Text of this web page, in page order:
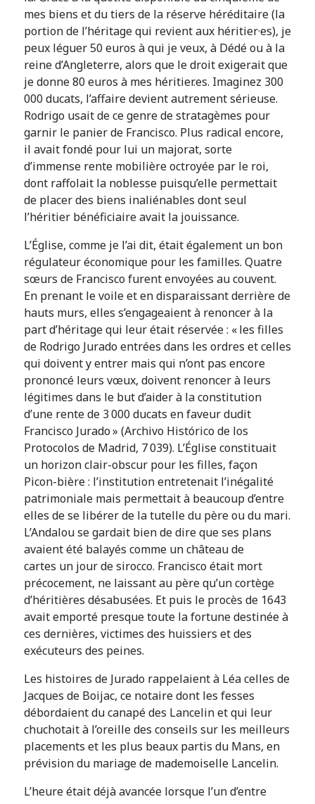
mes biens et du tiers de la réserve héréditaire (la
portion de l’héritage qui revient aux héritier·es), je
peux léguer 50 euros à qui je veux, à Dédé ou à la
reine d’Angleterre, alors que le droit exigerait que
je donne 80 euros à mes héritier.es. Imaginez 300
000 ducats, l’affaire devient autrement sérieuse.
Rodrigo usait de ce genre de stratagèmes pour
garnir le panier de Francisco. Plus radical encore,
il avait fondé pour lui un majorat, sorte
d’immense rente mobilière octroyée par le roi,
dont raffolait la noblesse puisqu’elle permettait
de placer des biens inaliénables dont seul
l’héritier bénéficiaire avait la jouissance.
L’Église, comme je l’ai dit, était également un bon
régulateur économique pour les familles. Quatre
sœurs de Francisco furent envoyées au couvent.
En prenant le voile et en disparaissant derrière de
hauts murs, elles s’engageaient à renoncer à la
part d’héritage qui leur était réservée : « les filles
de Rodrigo Jurado entrées dans les ordres et celles
qui doivent y entrer mais qui n’ont pas encore
prononcé leurs vœux, doivent renoncer à leurs
légitimes dans le but d’aider à la constitution
d’une rente de 3 000 ducats en faveur dudit
Francisco Jurado » (Archivo Histórico de los
Protocolos de Madrid, 7 039). L’Église constituait
un horizon clair-obscur pour les filles, façon
Picon-bière : l’institution entretenait l’inégalité
patrimoniale mais permettait à beaucoup d’entre
elles de se libérer de la tutelle du père ou du mari.
L’Andalou se gardait bien de dire que ses plans
avaient été balayés comme un château de
cartes un jour de sirocco. Francisco était mort
précocement, ne laissant au père qu’un cortège
d’héritières désabusées. Et puis le procès de 1643
avait emporté presque toute la fortune destinée à
ces dernières, victimes des huissiers et des
exécuteurs des peines.
Les histoires de Jurado rappelaient à Léa celles de
Jacques de Boijac, ce notaire dont les fesses
débordaient du canapé des Lancelin et qui leur
chuchotait à l’oreille des conseils sur les meilleurs
placements et les plus beaux partis du Mans, en
prévision du mariage de mademoiselle Lancelin.
L’heure était déjà avancée lorsque l’un d’entre